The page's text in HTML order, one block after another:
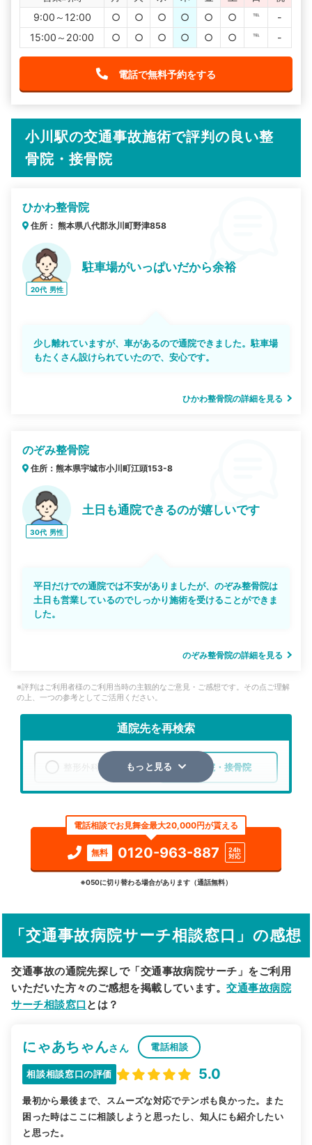
9:00～12:00
○ ○ ○ ○ ○ ○ ℡
-
15:00～20:00
○ ○ ○ ○ ○ ○ ℡ -
電話で無料予約をする
小川駅の交通事故施術で評判の良い整
骨院・接骨院
ひかわ整骨院
住所： 熊本県八代郡氷川町野津858
20代 男性
駐車場がいっぱいだから余裕
少し離れていますが、車があるので通院できました。駐車場
もたくさん設けられていたので、安心です。
ひかわ整骨院の詳細を見る
のぞみ整骨院
住所：熊本県宇城市小川町江頭153-8
30代 男性
土日も通院できるのが嬉しいです
平日だけでの通院では不安がありましたが、のぞみ整骨院は
土日も営業しているのでしっかり施術を受けることができま
した。
のぞみ整骨院の詳細を見る
※評判はご利用者様のご利用当時の主観的なご意見・ご感想です。その点ご理解
の上、一つの参考としてご活用ください。
通院先を再検索
整形外科 整骨院・接骨院
検索する
詳細条件で絞り込む
駅から探す 院名から探す
もっと見る
電話相談でお見舞金最大20,000円が貰える
無料 0120-963-887
24h
対応
※050に切り替わる場合があります（通話無料）
「交通事故病院サーチ相談窓口」の感想
交通事故の通院先探しで「交通事故病院サーチ」をご利用
いただいた方々のご感想を掲載しています。交通事故病院
サーチ相談窓口 とは？
にゃあちゃんさん 電話相談
相談相談窓口の評価 5.0
最初から最後まで、スムーズな対応でテンポも良かった。また
困った時はここに相談しようと思ったし、知人にも紹介したい
と思った。